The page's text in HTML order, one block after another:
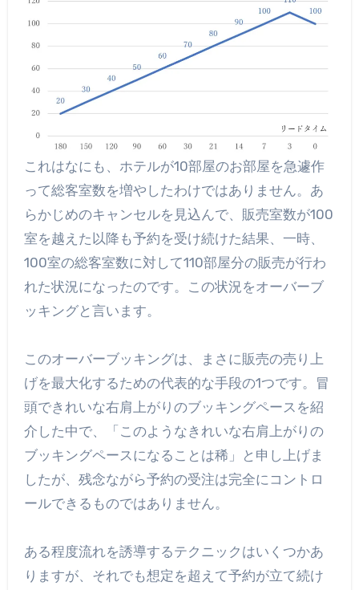
これはなにも、ホテルが10部屋のお部屋を急遽作
って総客室数を増やしたわけではありません。あ
らかじめのキャンセルを見込んで、販売室数が100
室を越えた以降も予約を受け続けた結果、一時、
100室の総客室数に対して110部屋分の販売が行わ
れた状況になったのです。この状況をオーバーブ
ッキングと言います。
このオーバーブッキングは、まさに販売の売り上
げを最大化するための代表的な手段の1つです。冒
頭できれいな右肩上がりのブッキングペースを紹
介した中で、「このようなきれいな右肩上がりの
ブッキングペースになることは稀」と申し上げま
したが、残念ながら予約の受注は完全にコントロ
ールできるものではありません。
ある程度流れを誘導するテクニックはいくつかあ
りますが、それでも想定を超えて予約が立て続け